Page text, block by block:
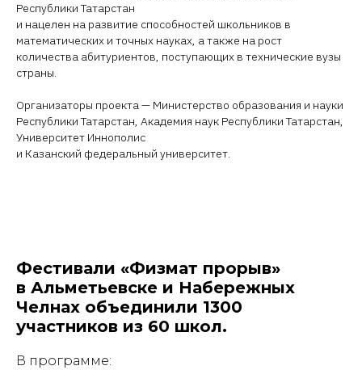
Республики Татарстан
и нацелен на развитие способностей школьников в
математических и точных науках, а также на рост
количества абитуриентов, поступающих в технические вузы
страны.
Организаторы проекта — Министерство образования и науки
Республики Татарстан, Академия наук Республики Татарстан,
Университет Иннополис
и Казанский федеральный университет.
Фестивали «Физмат прорыв»
в Альметьевске и Набережных
Челнах объединили 1300
участников из 60 школ.
В программе: